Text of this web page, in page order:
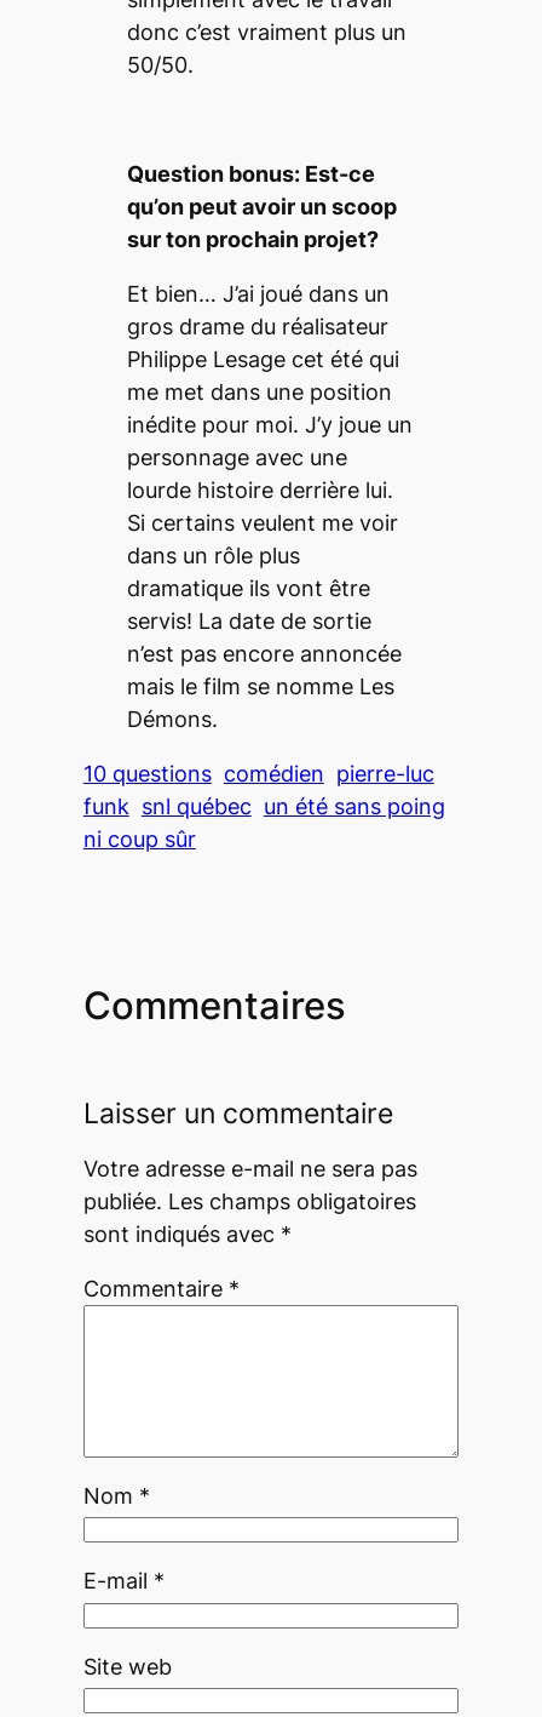
donc c’est vraiment plus un
50/50.
Question bonus: Est-ce
qu’on peut avoir un scoop
sur ton prochain projet?
Et bien… J’ai joué dans un
gros drame du réalisateur
Philippe Lesage cet été qui
me met dans une position
inédite pour moi. J’y joue un
personnage avec une
lourde histoire derrière lui.
Si certains veulent me voir
dans un rôle plus
dramatique ils vont être
servis! La date de sortie
n’est pas encore annoncée
mais le film se nomme Les
Démons.
10 questions comédien pierre-luc
funk snl québec un été sans poing
ni coup sûr
Commentaires
Laisser un commentaire
Votre adresse e-mail ne sera pas
publiée. Les champs obligatoires
sont indiqués avec *
Commentaire *
Nom *
E-mail *
Site web